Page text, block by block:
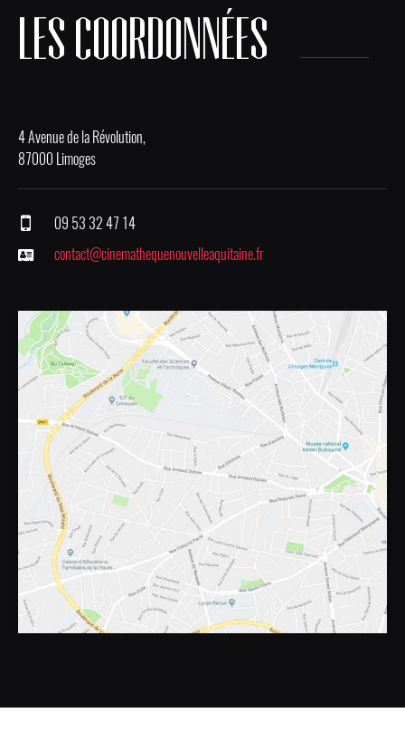
LES COORDONNÉES
4 Avenue de la Révolution,
87000 Limoges
09 53 32 47 14
contact@cinemathequenouvelleaquitaine.fr